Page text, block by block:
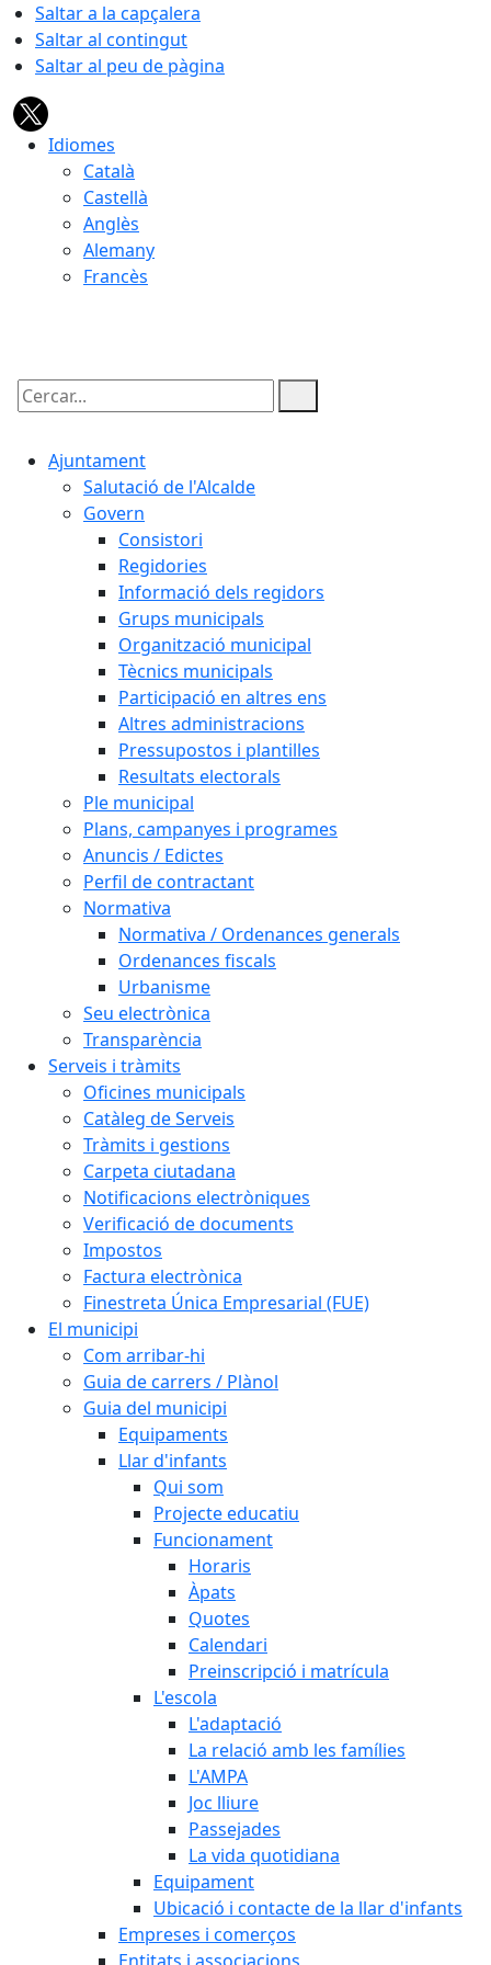
Saltar a la capçalera
Saltar al contingut
Saltar al peu de pàgina
Idiomes
Català
Castellà
Anglès
Alemany
Francès
Cercar:
Ajuntament
Salutació de l'Alcalde
Govern
Consistori
Regidories
Informació dels regidors
Grups municipals
Organització municipal
Tècnics municipals
Participació en altres ens
Altres administracions
Pressupostos i plantilles
Resultats electorals
Ple municipal
Plans, campanyes i programes
Anuncis / Edictes
Perfil de contractant
Normativa
Normativa / Ordenances generals
Ordenances fiscals
Urbanisme
Seu electrònica
Transparència
Serveis i tràmits
Oficines municipals
Catàleg de Serveis
Tràmits i gestions
Carpeta ciutadana
Notificacions electròniques
Verificació de documents
Impostos
Factura electrònica
Finestreta Única Empresarial (FUE)
El municipi
Com arribar-hi
Guia de carrers / Plànol
Guia del municipi
Equipaments
Llar d'infants
Qui som
Projecte educatiu
Funcionament
Horaris
Àpats
Quotes
Calendari
Preinscripció i matrícula
L'escola
L'adaptació
La relació amb les famílies
L'AMPA
Joc lliure
Passejades
La vida quotidiana
Equipament
Ubicació i contacte de la llar d'infants
Empreses i comerços